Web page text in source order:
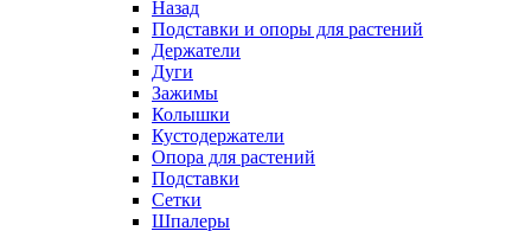
Назад
Подставки и опоры для растений
Держатели
Дуги
Зажимы
Колышки
Кустодержатели
Опора для растений
Подставки
Сетки
Шпалеры